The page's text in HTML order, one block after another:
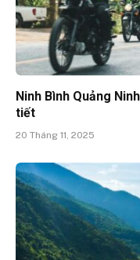
Ninh Bình Quảng
tiết
20 Tháng 11, 2025